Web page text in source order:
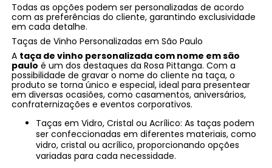
Todas as opções podem ser personalizadas de acordo
com as preferências do cliente, garantindo exclusividade
em cada detalhe.
Taças de Vinho Personalizadas em São Paulo
A taça de vinho personalizada com nome em são
paulo é um dos destaques da Rosa Pittanga. Com a
possibilidade de gravar o nome do cliente na taça, o
produto se torna único e especial, ideal para presentear
em diversas ocasiões, como casamentos, aniversários,
confraternizações e eventos corporativos.
Taças em Vidro, Cristal ou Acrílico: As taças podem
ser confeccionadas em diferentes materiais, como
vidro, cristal ou acrílico, proporcionando opções
variadas para cada necessidade.